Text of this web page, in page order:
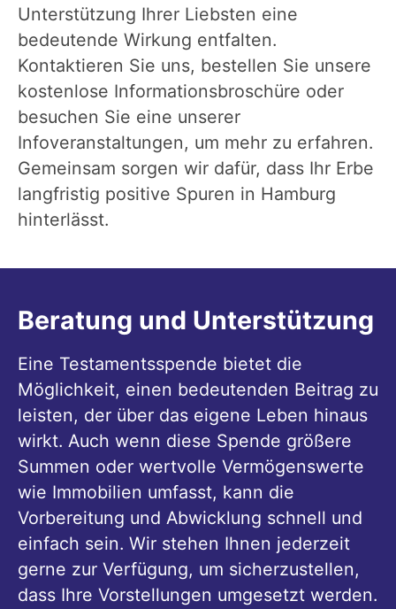
Unterstützung Ihrer Liebsten eine
bedeutende Wirkung entfalten.
Kontaktieren Sie uns, bestellen Sie unsere
kostenlose Informationsbroschüre oder
besuchen Sie eine unserer
Infoveranstaltungen, um mehr zu erfahren.
Gemeinsam sorgen wir dafür, dass Ihr Erbe
langfristig positive Spuren in Hamburg
hinterlässt.
Beratung und Unterstützung
Eine Testamentsspende bietet die
Möglichkeit, einen bedeutenden Beitrag zu
leisten, der über das eigene Leben hinaus
wirkt. Auch wenn diese Spende größere
Summen oder wertvolle Vermögenswerte
wie Immobilien umfasst, kann die
Vorbereitung und Abwicklung schnell und
einfach sein. Wir stehen Ihnen jederzeit
gerne zur Verfügung, um sicherzustellen,
dass Ihre Vorstellungen umgesetzt werden.